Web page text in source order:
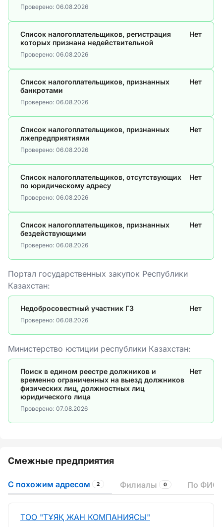
Проверено: 06.08.2026
Список налогоплательщиков, регистрация
которых признана недействительной
Нет
Проверено: 06.08.2026
Список налогоплательщиков, признанных
банкротами
Нет
Проверено: 06.08.2026
Список налогоплательщиков, признанных
лжепредприятиями
Нет
Проверено: 06.08.2026
Список налогоплательщиков, отсутствующих
по юридическому адресу
Нет
Проверено: 06.08.2026
Список налогоплательщиков, признанных
бездействующими
Нет
Проверено: 06.08.2026
Портал государственных закупок Республики
Казахстан:
Недобросовестный участник ГЗ Нет
Проверено: 06.08.2026
Министерство юстиции республики Казахстан:
Поиск в едином реестре должников и
временно ограниченных на выезд должников
физических лиц, должностных лиц
юридического лица
Нет
Проверено: 07.08.2026
Смежные предприятия
С похожим адресом 2 Филиалы 0 По ФИО
ТОО "ТҰЯҚ ЖАН КОМПАНИЯСЫ"